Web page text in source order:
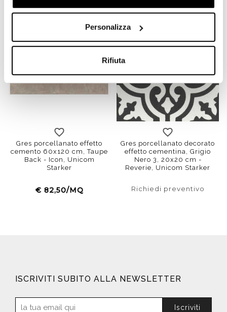
Personalizza
Rifiuta
Gres porcellanato effetto
cemento 60x120 cm, Taupe
Back - Icon, Unicom
Starker
€ 82,50/MQ
Gres porcellanato decorato
effetto cementina, Grigio
Nero 3, 20x20 cm -
Reverie, Unicom Starker
Richiedi preventivo
ISCRIVITI SUBITO ALLA NEWSLETTER
Iscriviti